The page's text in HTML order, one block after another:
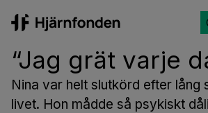
“Jag grät varje
Nina var helt slutkörd efter lång
livet. Hon mådde så psykiskt